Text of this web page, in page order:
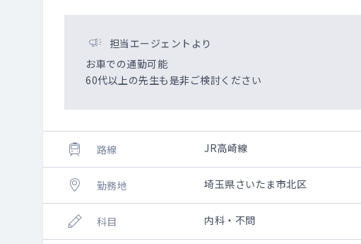
担当エージェントより
お車での通勤可能
60代以上の先生も是非ご検討ください
路線 JR高崎線
勤務地 埼玉県さいたま市北区
科目 内科・不問